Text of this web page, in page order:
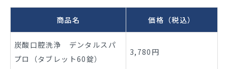
商品名 価格（税込）
炭酸口腔洗浄 デンタルスパ
プロ（タブレット60錠）
3,780円